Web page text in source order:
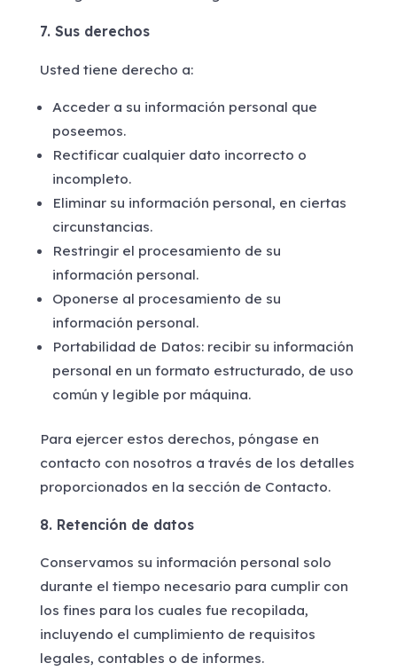
7. Sus derechos
Usted tiene derecho a:
Acceder a su información personal que
poseemos.
Rectificar cualquier dato incorrecto o
incompleto.
Eliminar su información personal, en ciertas
circunstancias.
Restringir el procesamiento de su
información personal.
Oponerse al procesamiento de su
información personal.
Portabilidad de Datos: recibir su información
personal en un formato estructurado, de uso
común y legible por máquina.
Para ejercer estos derechos, póngase en
contacto con nosotros a través de los detalles
proporcionados en la sección de Contacto.
8. Retención de datos
Conservamos su información personal solo
durante el tiempo necesario para cumplir con
los fines para los cuales fue recopilada,
incluyendo el cumplimiento de requisitos
legales, contables o de informes.